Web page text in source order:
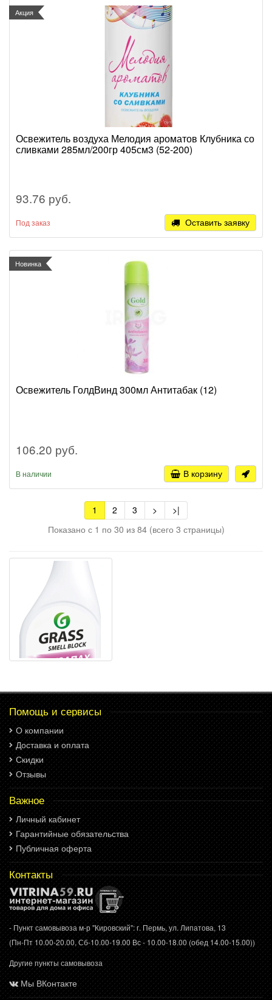
Акция
Освежитель воздуха Мелодия ароматов Клубника со
сливками 285мл/200гр 405см3 (52-200)
93.76 руб.
Под заказ Оставить заявку
Новинка
Освежитель ГолдВинд 300мл Антитабак (12)
106.20 руб.
В наличии В корзину
1 2 3 >
>|
Показано с 1 по 30 из 84 (всего 3 страницы)
Помощь и сервисы
О компании
Доставка и оплата
Скидки
Отзывы
Важное
Личный кабинет
Гарантийные обязательства
Публичная оферта
Контакты
- Пункт самовывоза м-р "Кировский": г. Пермь, ул. Липатова, 13
(Пн-Пт 10.00-20.00, Сб-10.00-19.00 Вс - 10.00-18.00 (обед 14.00-15.00))
Другие пункты самовывоза
Мы ВКонтакте